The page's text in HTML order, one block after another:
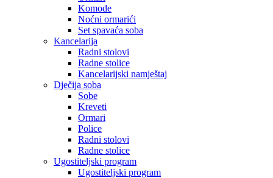
Komode
Noćni ormarići
Set spavaća soba
Kancelarija
Radni stolovi
Radne stolice
Kancelarijski namještaj
Dječija soba
Sobe
Kreveti
Ormari
Police
Radni stolovi
Radne stolice
Ugostiteljski program
Ugostiteljski program